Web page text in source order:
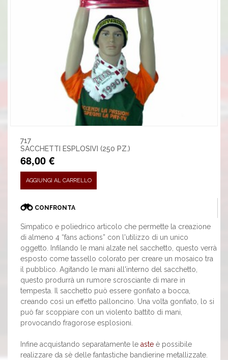
717
SACCHETTI ESPLOSIVI (250 PZ.)
68,00 €
AGGIUNGI AL CARRELLO
CONFRONTA
Simpatico e poliedrico articolo che permette la creazione
di almeno 4 “fans actions” con l'utilizzo di un unico
oggetto. Infilando le mani alzate nel sacchetto, questo verrà
esposto come tassello colorato per creare un mosaico tra
il pubblico. Agitando le mani all'interno del sacchetto,
questo produrrà un rumore scrosciante di mare in
tempesta. Il sacchetto può essere gonfiato a bocca,
creando così un effetto palloncino. Una volta gonfiato, lo si
può far scoppiare con un violento battito di mani,
provocando fragorose esplosioni.
Infine acquistando separatamente le aste è possibile
realizzare da sè delle fantastiche bandierine metallizzate.